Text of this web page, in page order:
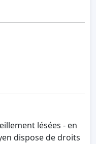
lésées - en
dispose de droits